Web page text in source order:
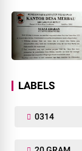
LABELS
0314